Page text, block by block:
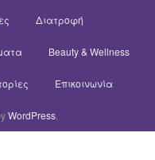
Διατροφή
Beauty & Wellness
Επικοινωνία
WordPress.